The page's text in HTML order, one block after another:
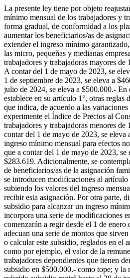
La presente ley tiene por objeto
mínimo mensual de los trabajadores y
forma gradual, de conformidad a los
aumentar los beneficiarios/as de
extender el ingreso mínimo
las micro, pequeñas y medianas
trabajadores y trabajadoras mayores de
A contar del 1 de mayo de 2023, se
1 de septiembre de 2023, se eleva a
julio de 2024, se eleva a $500.000.- En
establece en su artículo 1°, otras reglas
que indica, de acuerdo a las
experimente el Índice de Precios al
trabajadores y trabajadoras menores de
contar del 1 de mayo de 2023, se eleva
ingreso mínimo mensual para efectos
que a contar del 1 de mayo de 2023, se
$283.619. Adicionalmente, se
de beneficiarios/as de la asignación
se introducen modificaciones al
subiendo los valores del ingreso
recibir esta asignación. Por otra parte,
subsidio para alcanzar un ingreso
incorpora una serie de modificaciones
comenzarán a regir desde el 1 de enero
adecuan una serie de montos que
o calcular este subsidio, reglados en el
como por ejemplo, el valor de la
trabajadores dependientes que tienen
subsidio en $500.000.- como tope; y la